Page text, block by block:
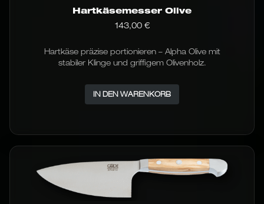
Hartkäsemesser Olive
143,00 €
Hartkäse präzise portionieren – Alpha Olive mit
stabiler Klinge und griffigem Olivenholz.
IN DEN WARENKORB